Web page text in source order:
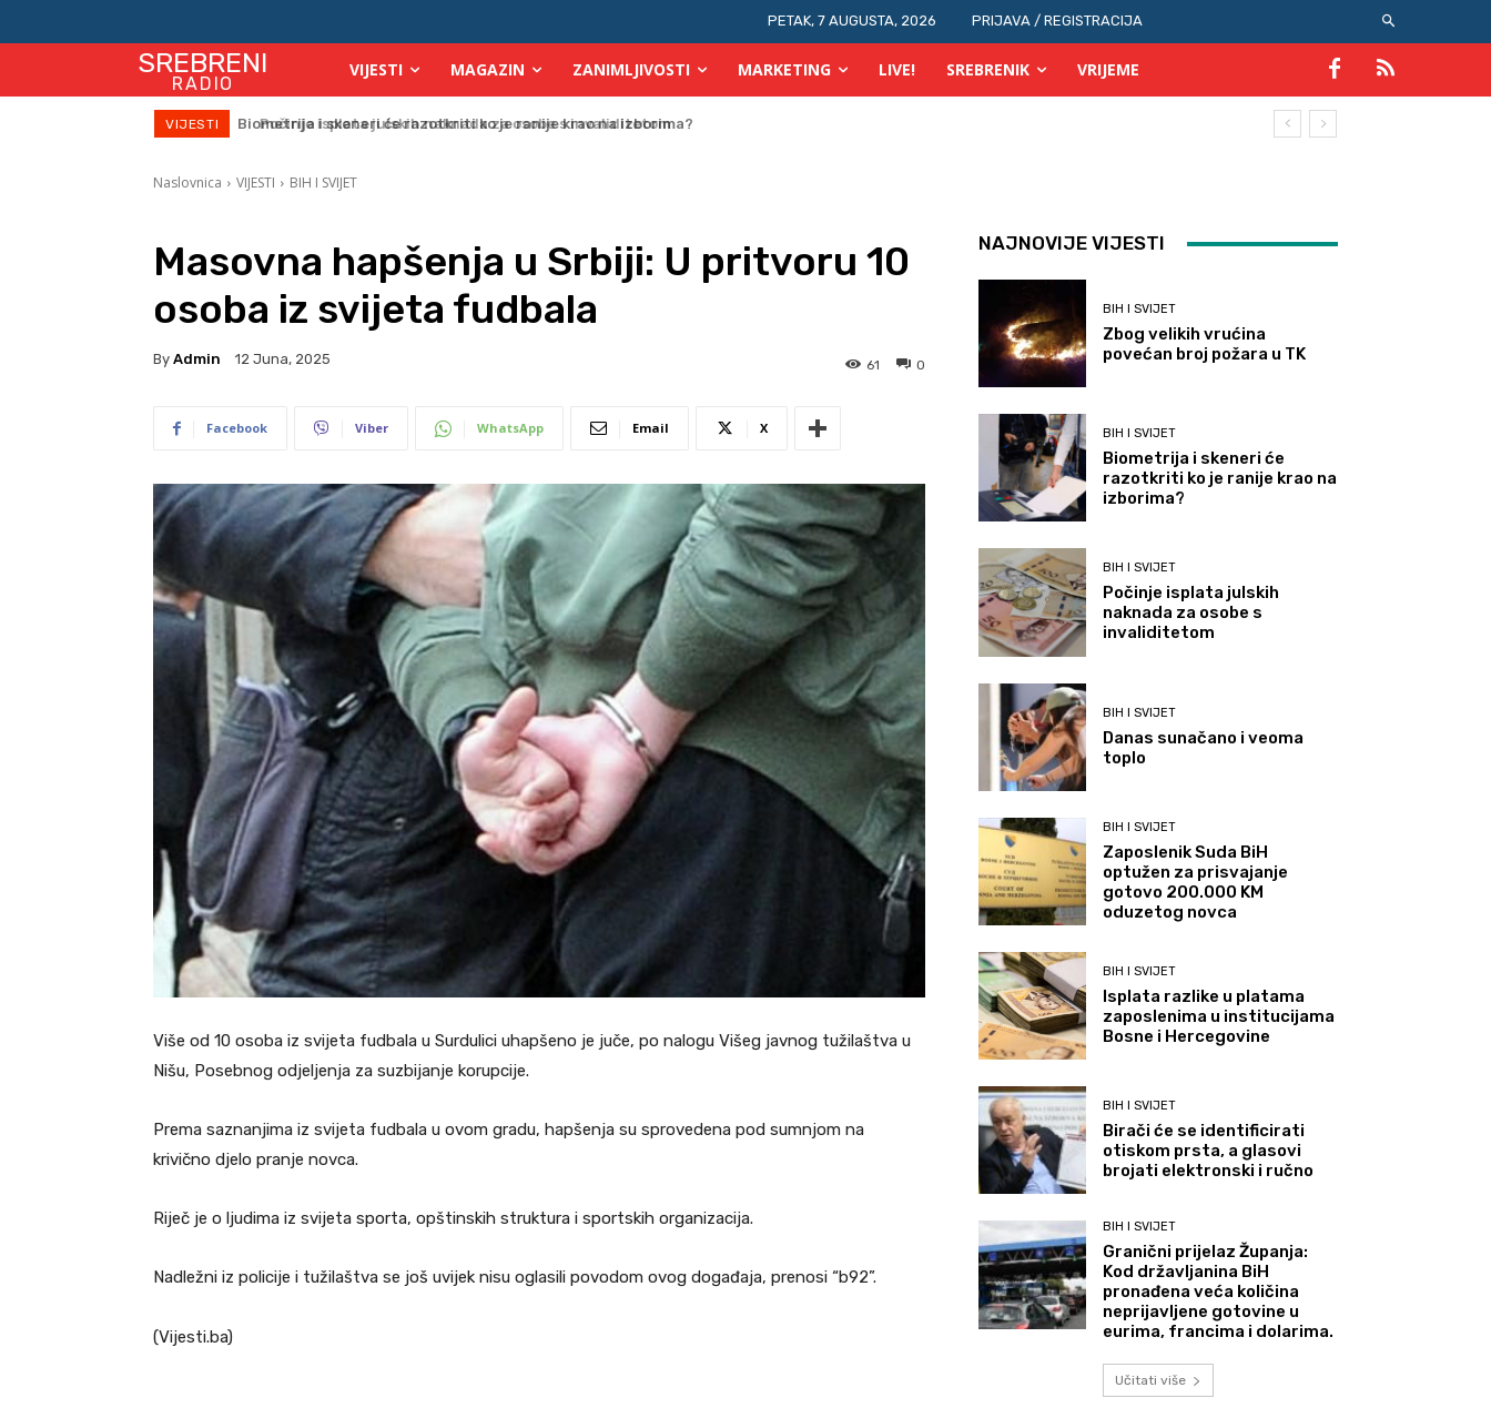
PETAK, 7 AUGUSTA, 2026 PRIJAVA / REGISTRACIJA
SREBRENI
RADIO
VIJESTI MAGAZIN ZANIMLJIVOSTI MARKETING LIVE! SREBRENIK VRIJEME
VIJESTI Počinje isplata julskih naknada za osobe s invaliditetom
Naslovnica VIJESTI BIH I SVIJET
Masovna hapšenja u Srbiji: U pritvoru 10
osoba iz svijeta fudbala
By Admin 12 Juna, 2025 0
61
Facebook Viber WhatsApp Email X
Više od 10 osoba iz svijeta fudbala u Surdulici uhapšeno je juče, po nalogu Višeg javnog tužilaštva u
Nišu, Posebnog odjeljenja za suzbijanje korupcije.
Prema saznanjima iz svijeta fudbala u ovom gradu, hapšenja su sprovedena pod sumnjom na
krivično djelo pranje novca.
Riječ je o ljudima iz svijeta sporta, opštinskih struktura i sportskih organizacija.
Nadležni iz policije i tužilaštva se još uvijek nisu oglasili povodom ovog događaja, prenosi “b92”.
(Vijesti.ba)
NAJNOVIJE VIJESTI
BIH I SVIJET
Zbog velikih vrućina
povećan broj požara u TK
BIH I SVIJET
Biometrija i skeneri će
razotkriti ko je ranije krao na
izborima?
BIH I SVIJET
Počinje isplata julskih
naknada za osobe s
invaliditetom
BIH I SVIJET
Danas sunačano i veoma
toplo
BIH I SVIJET
Zaposlenik Suda BiH
optužen za prisvajanje
gotovo 200.000 KM
oduzetog novca
BIH I SVIJET
Isplata razlike u platama
zaposlenima u institucijama
Bosne i Hercegovine
BIH I SVIJET
Birači će se identificirati
otiskom prsta, a glasovi
brojati elektronski i ručno
BIH I SVIJET
Granični prijelaz Županja:
Kod državljanina BiH
pronađena veća količina
neprijavljene gotovine u
eurima, francima i dolarima.
Učitati više